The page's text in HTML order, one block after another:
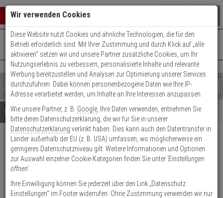
Warenkorb schließen
0 ARTIKEL IM WARENKORB
Ihr Warenkorb ist momentan leer.
Ergebnisse ()
Fertig
Shop
durchsuchen
Bitte
geben
Sie
mindestens
Zeichen
ein,
um
Suche
Es
wurde
noch
Kategorien
Suche
gestartet
+49 (0)821 899 493-0Mo. - Do.: 8:00 - 16:30 | Fr.: 8:00 - 14:00 Uhr
Kontaktservice nutzen
Details Beratung Beliebte 4K Ultra HD Artikel
Dahua NVR4208-EI 8 Kanal
NVR, HDMI/VGA
Produktmerkmale
Wir verwenden Cookies
Diese Website nutzt Cookies und ähnliche Technologien, die für den
Betrieb erforderlich sind. Mit Ihrer Zustimmung und durch Klick auf „alle
aktivieren“ setzen wir und unsere Partner zusätzliche Cookies, um Ihr
Nutzungserlebnis zu verbessern, personalisierte Inhalte und relevante
Werbung bereitzustellen und Analysen zur Optimierung unserer Services
durchzuführen. Dabei können personenbezogene Daten wie Ihre IP-
Adresse verarbeitet werden, um Inhalte an Ihre Interessen anzupassen.
Wie unsere Partner, z. B. Google , Ihre Daten verwenden, entnehmen Sie
bitte deren Datenschutzerklärung, die wir für Sie in unserer
Datenschutzerklärung verlinkt haben. Dies kann auch den Datentransfer in
Länder außerhalb der EU (z. B. USA) umfassen, wo möglicherweise ein
geringeres Datenschutzniveau gilt. Weitere Informationen und Optionen
zur Auswahl einzelner Cookie-Kategorien finden Sie unter 'Einstellungen
öffnen'.
Ihre Einwilligung können Sie jederzeit über den Link „Datenschutz
Einstellungen“ im Footer widerrufen. Ohne Zustimmung verwenden wir nur